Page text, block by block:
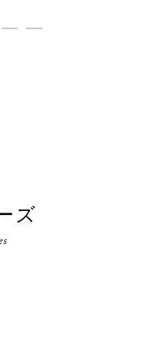
ズ